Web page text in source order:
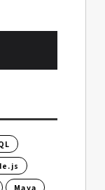
Maya